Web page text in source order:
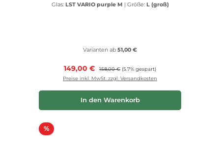
Glas: LST VARIO purple M | Größe: L (groß)
Varianten ab 51,00 €
Verkaufspreis:
149,00 € Regulärer Preis:
158,00 € (5.7% gespart)
Preise inkl. MwSt. zzgl. Versandkosten
In den Warenkorb
%Rabatt